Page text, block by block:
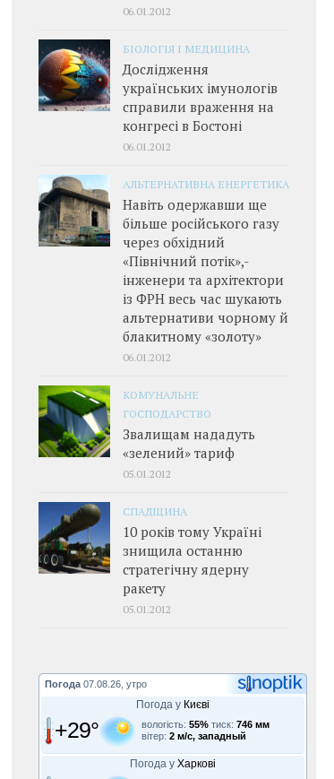
06.01.2012
БІОЛОГІЯ І МЕДИЦИНА
Дослідження
українських імунологів
справили враження на
конгресі в Бостоні
06.01.2012
АЛЬТЕРНАТИВНА ЕНЕРГЕТИКА
Навіть одержавши ще
більше російського газу
через обхідний
«Північний потік»,­
інженери та архітектори
із ФРН весь час шукають
альтернативи чорному й
блакитному «золоту»
06.01.2012
КОМУНАЛЬНЕ
ГОСПОДАРСТВО
Звалищам нададуть
«зелений» тариф
05.01.2012
СПАДЩИНА
10 років тому Україні
знищила останню
стратегічну ядерну
ракету
05.01.2012
Погода 07.08.26, утро
Погода у Києві
+29° вологість: 55% тиск: 746 мм
вітер: 2 м/с, западный
Погода у Харкові